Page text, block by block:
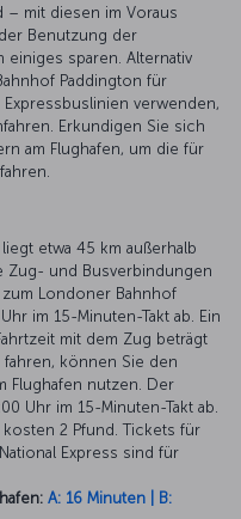
– mit diesen im Voraus
Benutzung der
sparen. Alternativ
Paddington für
verwenden,
Erkundigen Sie sich
am Flughafen, um die für
etwa 45 km außerhalb
Zug- und Busverbindungen
Londoner Bahnhof
im 15-Minuten-Takt ab. Ein
mit dem Zug beträgt
fahren, können Sie den
Flughafen nutzen. Der
Uhr im 15-Minuten-Takt ab.
2 Pfund. Tickets für
Express sind für
A: 16 Minuten | B: